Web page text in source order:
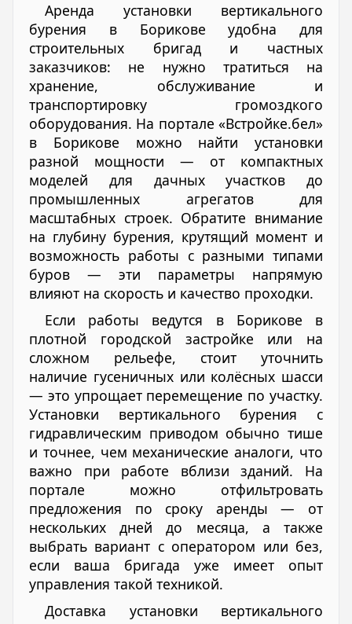
Аренда установки вертикального
бурения в Борикове удобна для
строительных бригад и частных
заказчиков: не нужно тратиться на
хранение, обслуживание и
транспортировку громоздкого
оборудования. На портале «Встройке.бел»
в Борикове можно найти установки
разной мощности — от компактных
моделей для дачных участков до
промышленных агрегатов для
масштабных строек. Обратите внимание
на глубину бурения, крутящий момент и
возможность работы с разными типами
буров — эти параметры напрямую
влияют на скорость и качество проходки.
Если работы ведутся в Борикове в
плотной городской застройке или на
сложном рельефе, стоит уточнить
наличие гусеничных или колёсных шасси
— это упрощает перемещение по участку.
Установки вертикального бурения с
гидравлическим приводом обычно тише
и точнее, чем механические аналоги, что
важно при работе вблизи зданий. На
портале можно отфильтровать
предложения по сроку аренды — от
нескольких дней до месяца, а также
выбрать вариант с оператором или без,
если ваша бригада уже имеет опыт
управления такой техникой.
Доставка установки вертикального